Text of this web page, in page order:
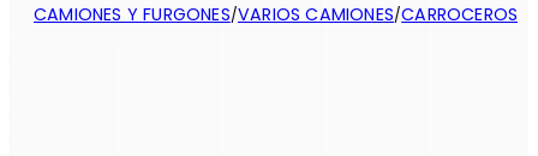
CAMIONES Y FURGONES/VARIOS CAMIONES/CARROCEROS